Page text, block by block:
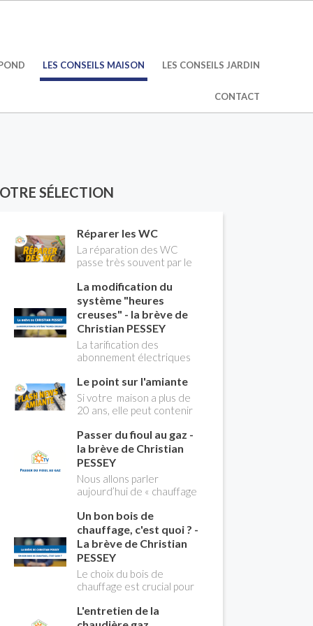
LES CONSEILS MAISON LES CONSEILS JARDIN
CONTACT
SÉLECTION
Réparer les WC
La réparation des WC
passe très souvent par le
flotteur. Tuto pour tout
vous expliquer
La modification du
système "heures
creuses" - la brève de
Christian PESSEY
La tarification des
abonnement électriques
longtemps deux
possibilités : heures
pleines, heures creuses.
Aujourd'hui Christian
PESSEY vous explique tout
ce qu'il faut savoir sur la
nouvelle modification du
système "heures creuses"
qui concerne près de 15
millions de Français !
Le point sur l'amiante
Si votre maison a plus de
20 ans, elle peut contenir
contenant de l'amiante) !
Pas de panique, on fait le
point dans notre flash
news n°3 spéciale
Amiante et ses dangers
avec Christian Pessey
Passer du fioul au gaz -
la brève de Christian
PESSEY
Nous allons parler
aujourd’hui de « chauffage
du changement d’énergie.
Nous allons aborder
l’abandon du fioul au profit
du gaz.
Un bon bois de
chauffage, c'est quoi ? -
La brève de Christian
PESSEY
Le choix du bois de
chauffage est crucial pour
rendement énergétique
L'entretien de la